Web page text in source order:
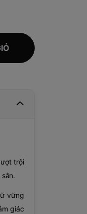
trội
vững
giác